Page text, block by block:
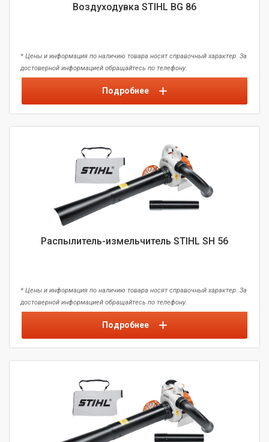
Воздуходувка STIHL BG 86
* Цены и информация по наличию товара носят справочный характер. За
достоверной информацией обращайтесь по телефону.
Подробнее
Распылитель-измельчитель STIHL SH 56
* Цены и информация по наличию товара носят справочный характер. За
достоверной информацией обращайтесь по телефону.
Подробнее